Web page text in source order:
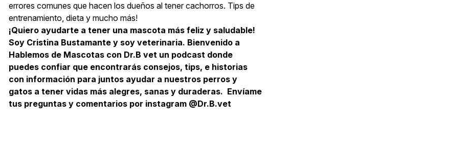
errores comunes que hacen los dueños al tener cachorros. Tips de
entrenamiento, dieta y mucho más!
¡Quiero ayudarte a tener una mascota más feliz y saludable!
Soy Cristina Bustamante y soy veterinaria. Bienvenido a
Hablemos de Mascotas con Dr.B vet un podcast donde
puedes confiar que encontrarás consejos, tips, e historias
con información para juntos ayudar a nuestros perros y
gatos a tener vidas más alegres, sanas y duraderas. Envíame
tus preguntas y comentarios por instagram @Dr.B.vet